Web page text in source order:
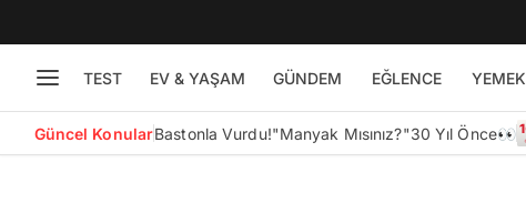
TEST EV & YAŞAM GÜNDEM EĞLENCE YEMEK
Güncel KonularBastonla Vurdu!"Manyak Mısınız?"30 Yıl Önce👀